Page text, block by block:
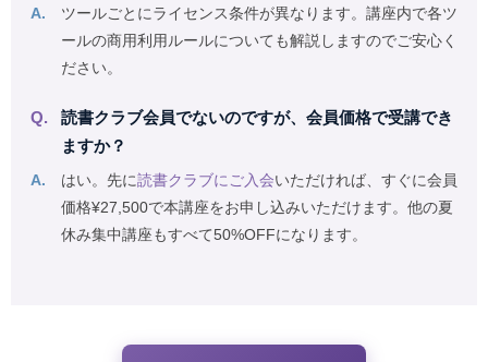
ツールごとにライセンス条件が異なります。講座内で各ツ
ールの商用利用ルールについても解説しますのでご安心く
ださい。
読書クラブ会員でないのですが、会員価格で受講でき
ますか？
はい。先に読書クラブにご入会いただければ、すぐに会員
価格¥27,500で本講座をお申し込みいただけます。他の夏
休み集中講座もすべて50%OFFになります。